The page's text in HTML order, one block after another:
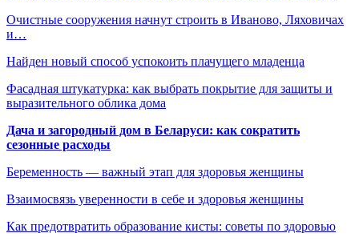
Очистные сооружения начнут строить в Иваново, Ляховичах
и…
Найден новый способ успокоить плачущего младенца
Фасадная штукатурка: как выбрать покрытие для защиты и
выразительного облика дома
Дача и загородный дом в Беларуси: как сократить
сезонные расходы
Беременность — важный этап для здоровья женщины
Взаимосвязь уверенности в себе и здоровья женщины
Как предотвратить образование кисты: советы по здоровью